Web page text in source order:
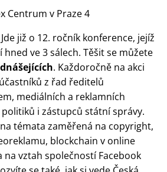
Centrum v Praze 4
Jde již o 12. ročník konference, jejíž
hned ve 3 sálech. Těšit se můžete
. Každoročně na akci
z řad ředitelů
mediálních a reklamních
i zástupců státní správy.
témata zaměřená na copyright,
blockchain v online
vztah společností Facebook